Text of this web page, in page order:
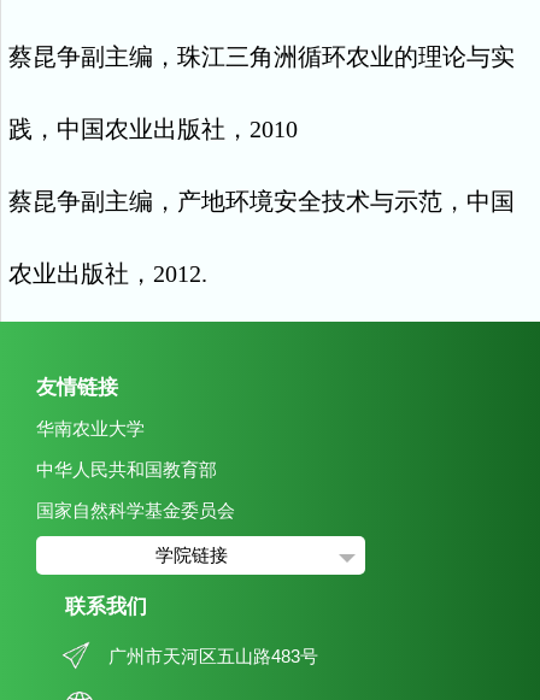
蔡昆争副主编，珠江三角洲循环农业的理论与实
践，中国农业出版社， 2010
蔡昆争副主编，产地环境安全技术与示范，中国
农业出版社， 2012.
友情链接
华南农业大学
中华人民共和国教育部
国家自然科学基金委员会
学院链接
联系我们
广州市天河区五山路483号